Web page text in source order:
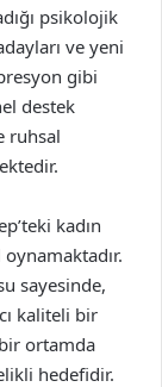
psikolojik
ve yeni
gibi
destek
ruhsal
kadın
sayesinde,
kaliteli bir
ortamda
hedefidir.